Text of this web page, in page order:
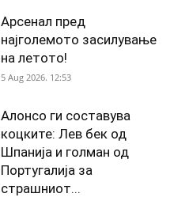
Арсенал пред
најголемото засилување
на летото!
5 Aug 2026. 12:53
Алонсо ги составува
коцките: Лев бек од
Шпанија и голман од
Португалија за
страшниот...